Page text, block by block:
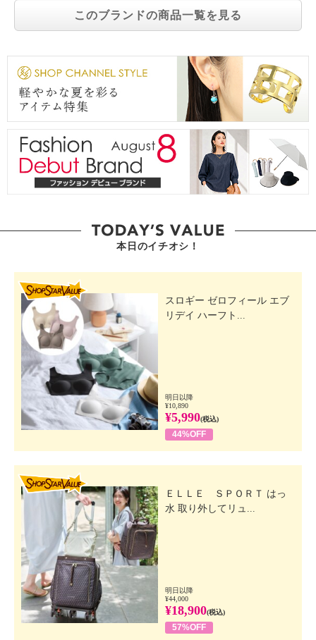
このブランドの商品一覧を見る
本日のイチオシ！
スロギー ゼロフィール エブ
リデイ ハーフト...
明日以降
¥10,890
¥5,990(税込)
44%OFF
ＥＬＬＥ ＳＰＯＲＴ はっ
水 取り外してリュ...
明日以降
¥44,000
¥18,900(税込)
57%OFF